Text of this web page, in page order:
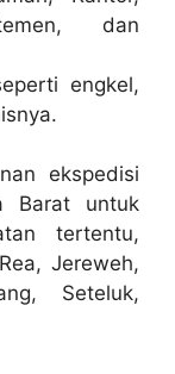
dan
engkel,
ekspedisi
Barat untuk
tertentu,
Jereweh,
Seteluk,